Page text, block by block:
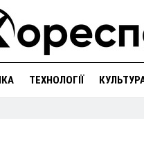
ТЕХНОЛОГІЇ